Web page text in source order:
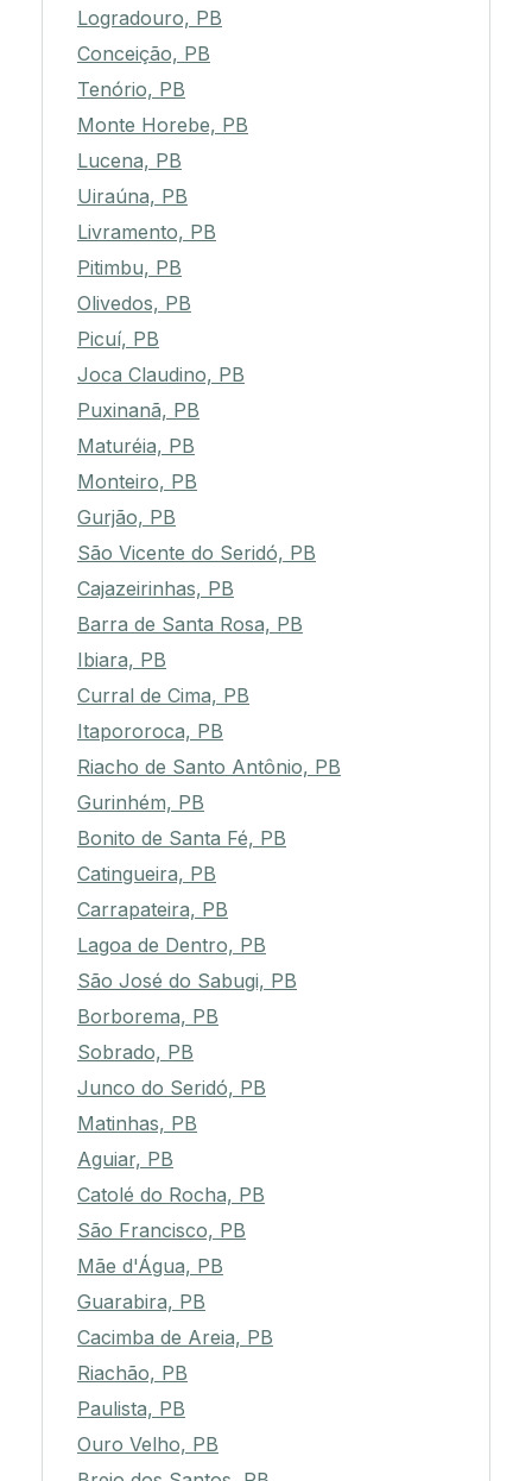
Logradouro, PB
Conceição, PB
Tenório, PB
Monte Horebe, PB
Lucena, PB
Uiraúna, PB
Livramento, PB
Pitimbu, PB
Olivedos, PB
Picuí, PB
Joca Claudino, PB
Puxinanã, PB
Maturéia, PB
Monteiro, PB
Gurjão, PB
São Vicente do Seridó, PB
Cajazeirinhas, PB
Barra de Santa Rosa, PB
Ibiara, PB
Curral de Cima, PB
Itapororoca, PB
Riacho de Santo Antônio, PB
Gurinhém, PB
Bonito de Santa Fé, PB
Catingueira, PB
Carrapateira, PB
Lagoa de Dentro, PB
São José do Sabugi, PB
Borborema, PB
Sobrado, PB
Junco do Seridó, PB
Matinhas, PB
Aguiar, PB
Catolé do Rocha, PB
São Francisco, PB
Mãe d'Água, PB
Guarabira, PB
Cacimba de Areia, PB
Riachão, PB
Paulista, PB
Ouro Velho, PB